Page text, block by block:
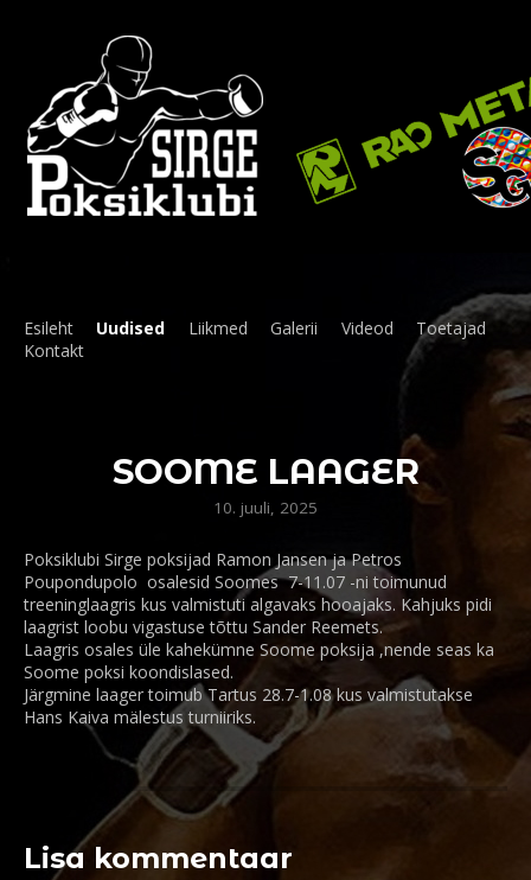
Esileht Uudised Liikmed Galerii Videod
Toetajad
Kontakt
SOOME LAAGER
10. juuli, 2025
Poksiklubi Sirge poksijad Ramon Jansen ja Petros
Poupondupolo osalesid Soomes 7-11.07 -ni toimunud
treeninglaagris kus valmistuti algavaks hooajaks. Kahjuks pidi
laagrist loobu vigastuse tõttu Sander Reemets.
Laagris osales üle kahekümne Soome poksija ,nende seas ka
Soome poksi koondislased.
Järgmine laager toimub Tartus 28.7-1.08 kus valmistutakse
Hans Kaiva mälestus turniiriks.
Lisa kommentaar